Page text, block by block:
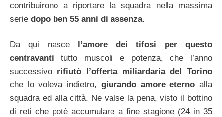
contribuirono a riportare la squadra nella massima
serie dopo ben 55 anni di assenza.
Da qui nascel’amore dei tifosi per questo
centravanti tutto muscoli e potenza, che l’anno
successivo rifiutò l’offerta miliardaria del Torino
che lo voleva indietro, giurando amore eternoalla
squadra ed alla città. Ne valse la pena, visto il bottino
di reti che potè accumulare a fine stagione (24 in 35